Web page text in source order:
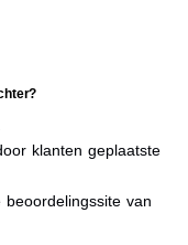
klanten geplaatste
van